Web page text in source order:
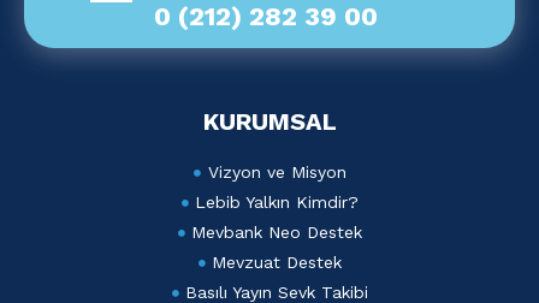
0 (212) 282 39 00
KURUMSAL
Vizyon ve Misyon
Lebib Yalkın Kimdir?
Mevbank Neo Destek
Mevzuat Destek
Basılı Yayın Sevk Takibi